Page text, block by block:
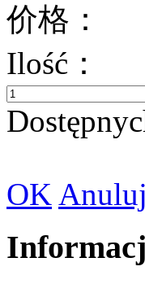
价格：
Ilość：
OK Anuluj